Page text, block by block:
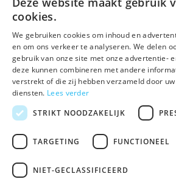
aanbiedingen.
Algemene voorwaarden Disclaimer
© Spirituele winkel • Sinds 2006 • Dé
cookies.
We gebruiken cookies om inhoud en
en om ons verkeer te analyseren. We delen
gebruik van onze site met onze advertentie-
deze kunnen combineren met andere
verstrekt of die zij hebben verzameld door
diensten. Lees verder
STRIKT NOODZAKELIJK
TARGETING FUNCTIONEEL
NIET-GECLASSIFICEERD